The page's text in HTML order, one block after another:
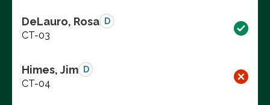
DeLauro, Rosa D
CT-03
Himes, Jim D
CT-04